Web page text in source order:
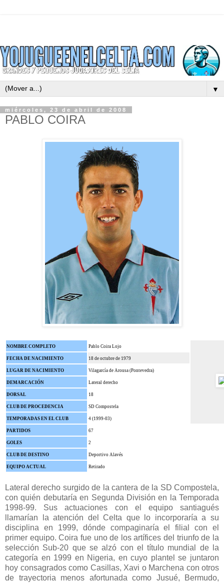
▼
miércoles, 23 de abril de 2008
PABLO COIRA
NOMBRE COMPLETO Pablo Coira Lojo
FECHA DE NACIMIENTO 18 de octubre de 1979
LUGAR DE NACIMIENTO Vilagarcía de Arousa (Pontevedra)
DEMARCACIÓN Lateral derecho
DORSAL 18
CLUB DE PROCEDENCIA SD Compostela
TEMPORADAS EN EL CLUB 4 (1999-03)
PARTIDOS 67
GOLES 2
CLUB DE DESTINO Deportivo Alavés
EQUIPO ACTUAL Retirado
Lateral derecho surgido de la cantera de la SD Compostela,
con quién debutaría en Segunda División en la Temporada
1998-99. Sus actuaciones con el equipo santiagués
llamarían la atención del Celta que lo incorporaría a su
disciplina en 1999, dónde compaginaría el filial con el
primer equipo. Coira fue uno de los artífices del triunfo de la
selección Sub-20 que se alzó con el título mundial de la
categoría en 1999 en Nigeria, en cuyo plantel se juntaron
hoy consagrados como Casillas, Xavi o Marchena con otros
de trayectoria menos afortunada como Jusué, Bermudo,